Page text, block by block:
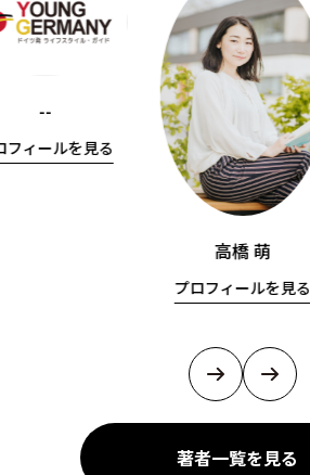
--
フィールを見る
高橋 萌
プロフィールを見る
著者一覧を見る